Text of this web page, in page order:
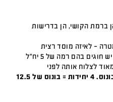
עצום – הן ברמת הקושי, הן בדרישות
– לאיזה מוסד רצית
להתקבל, לאיזה חוג ופקולטה וכו'. יש חוגים בהם רמה של 5 יח"ל
לצלוח אותה לפני
בנוסף, יש את עניין הבונוס. 4 יחידות = בונוס של 12.5